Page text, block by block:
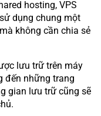
hosting, VPS
dụng chung một
không cần chia sẻ
lưu trữ trên máy
đến những trang
gian lưu trữ cũng sẽ